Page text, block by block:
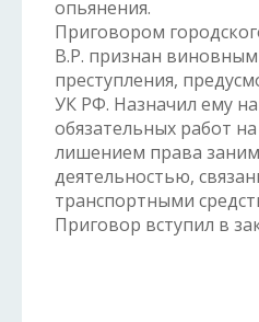
опьянения.
Приговором
В.Р. признан
преступления,
УК РФ. Назначил ему
обязательных работ
лишением права
деятельностью,
транспортными
Приговор вступил в